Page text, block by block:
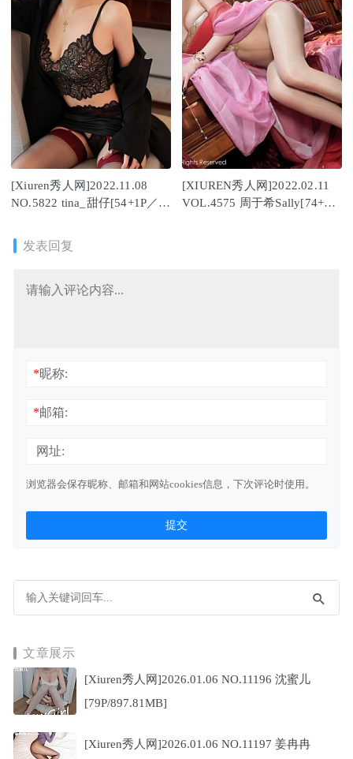
[Xiuren秀人网]2022.11.08
NO.5822 tina_甜仔[54+1P／
[XIUREN秀人网]2022.02.11
VOL.4575 周于希Sally[74+1P
发表回复
*昵称:
*邮箱:
网址:
浏览器会保存昵称、邮箱和网站cookies信息，下次评论时使用。
文章展示
[Xiuren秀人网]2026.01.06 NO.11196 沈蜜儿
[79P/897.81MB]
[Xiuren秀人网]2026.01.06 NO.11197 姜冉冉